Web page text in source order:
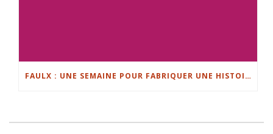
FAULX : UNE SEMAINE POUR FABRIQUER UNE HISTOIRE